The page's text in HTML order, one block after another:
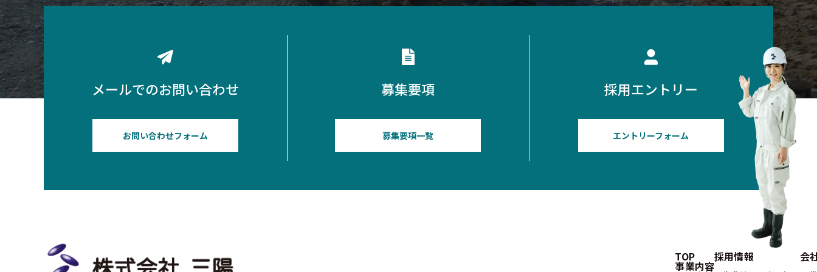
メールでのお問い合わせ
お問い合わせフォーム
募集要項
募集要項一覧
採用エントリー
エントリーフォーム
TOP
事業内容
採用情報 会